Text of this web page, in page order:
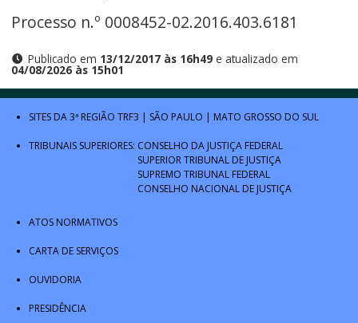
Processo n.º 0008452-02.2016.403.6181
Publicado em 13/12/2017 às 16h49e atualizado em
04/08/2026 às 15h01
SITES DA 3ª REGIÃO TRF3 | SÃO PAULO | MATO GROSSO DO SUL
TRIBUNAIS SUPERIORES: CONSELHO DA JUSTIÇA FEDERAL
SUPERIOR TRIBUNAL DE JUSTIÇA
SUPREMO TRIBUNAL FEDERAL
CONSELHO NACIONAL DE JUSTIÇA
ATOS NORMATIVOS
CARTA DE SERVIÇOS
OUVIDORIA
PRESIDÊNCIA